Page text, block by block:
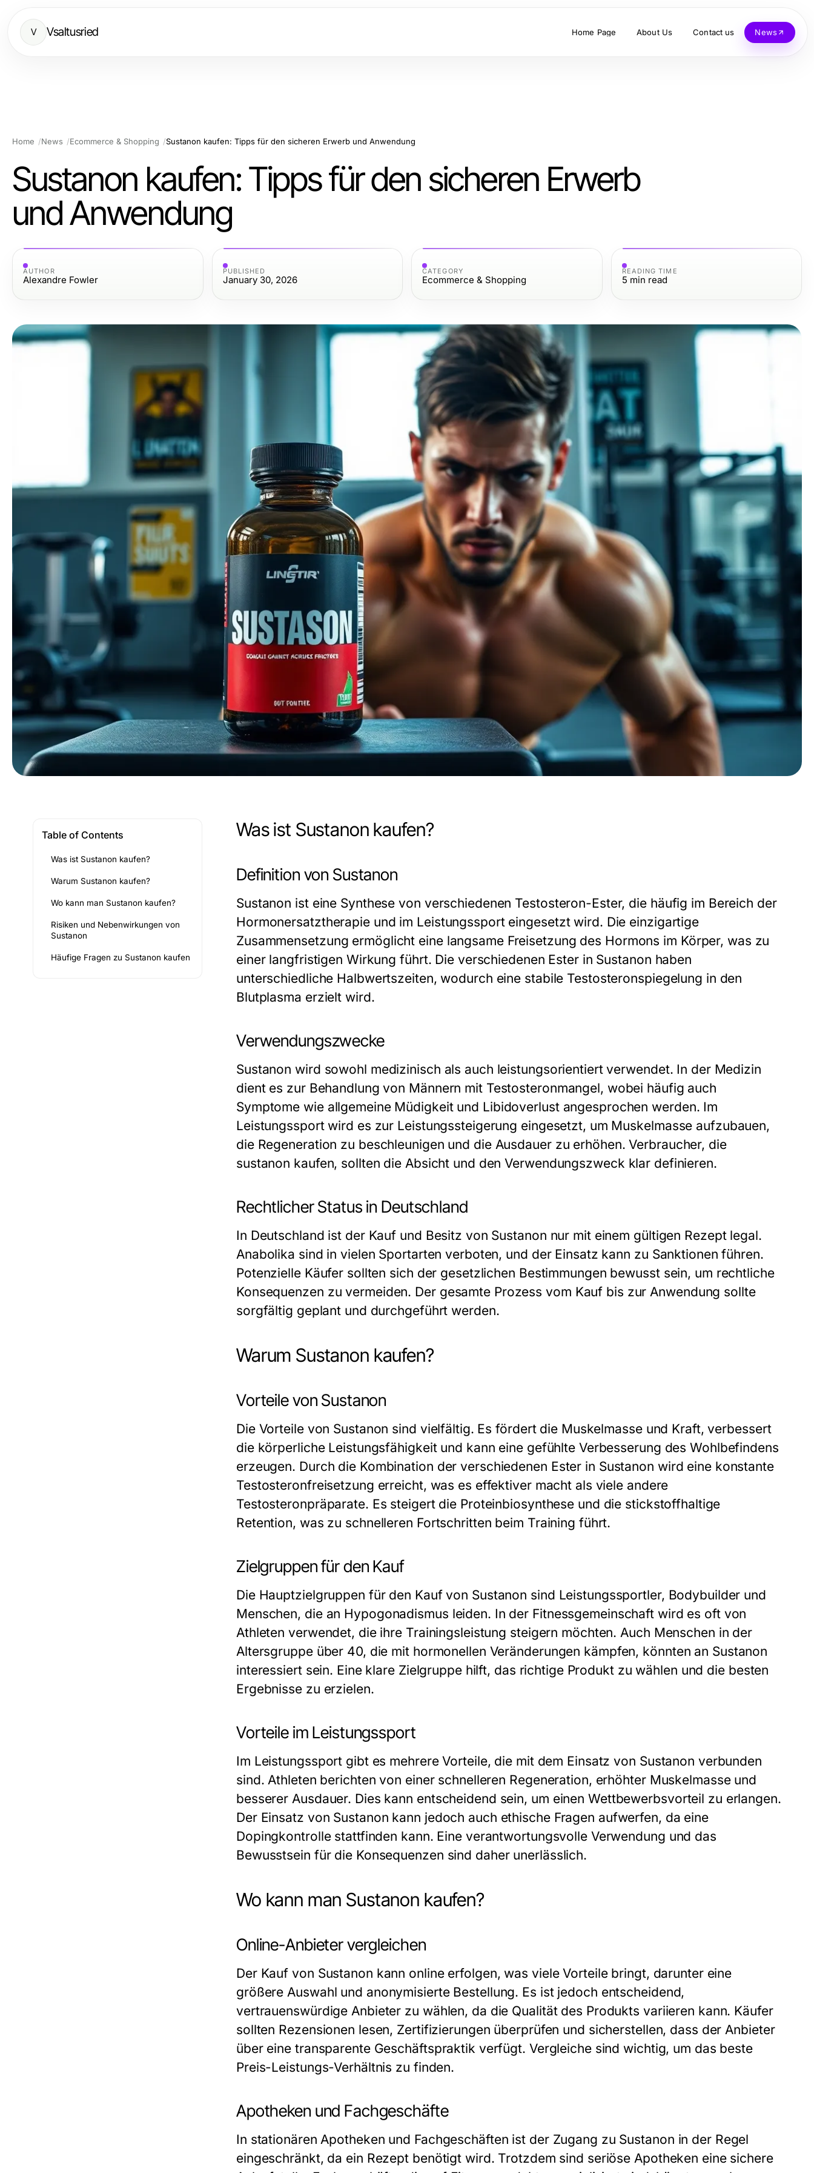
V Vsaltusried Home Page About Us Contact us News
Home News Ecommerce & Shopping Sustanon kaufen: Tipps für den sicheren Erwerb und Anwendung
Sustanon kaufen: Tipps für den sicheren Erwerb
und Anwendung
AUTHOR
Alexandre Fowler
PUBLISHED
January 30, 2026
CATEGORY
Ecommerce & Shopping
READING TIME
5 min read
Table of Contents
Was ist Sustanon kaufen?
Warum Sustanon kaufen?
Wo kann man Sustanon kaufen?
Risiken und Nebenwirkungen von
Sustanon
Häufige Fragen zu Sustanon kaufen
Was ist Sustanon kaufen?
Definition von Sustanon
Sustanon ist eine Synthese von verschiedenen Testosteron-Ester, die häufig im Bereich der
Hormonersatztherapie und im Leistungssport eingesetzt wird. Die einzigartige
Zusammensetzung ermöglicht eine langsame Freisetzung des Hormons im Körper, was zu
einer langfristigen Wirkung führt. Die verschiedenen Ester in Sustanon haben
unterschiedliche Halbwertszeiten, wodurch eine stabile Testosteronspiegelung in den
Blutplasma erzielt wird.
Verwendungszwecke
Sustanon wird sowohl medizinisch als auch leistungsorientiert verwendet. In der Medizin
dient es zur Behandlung von Männern mit Testosteronmangel, wobei häufig auch
Symptome wie allgemeine Müdigkeit und Libidoverlust angesprochen werden. Im
Leistungssport wird es zur Leistungssteigerung eingesetzt, um Muskelmasse aufzubauen,
die Regeneration zu beschleunigen und die Ausdauer zu erhöhen. Verbraucher, die
sustanon kaufen, sollten die Absicht und den Verwendungszweck klar definieren.
Rechtlicher Status in Deutschland
In Deutschland ist der Kauf und Besitz von Sustanon nur mit einem gültigen Rezept legal.
Anabolika sind in vielen Sportarten verboten, und der Einsatz kann zu Sanktionen führen.
Potenzielle Käufer sollten sich der gesetzlichen Bestimmungen bewusst sein, um rechtliche
Konsequenzen zu vermeiden. Der gesamte Prozess vom Kauf bis zur Anwendung sollte
sorgfältig geplant und durchgeführt werden.
Warum Sustanon kaufen?
Vorteile von Sustanon
Die Vorteile von Sustanon sind vielfältig. Es fördert die Muskelmasse und Kraft, verbessert
die körperliche Leistungsfähigkeit und kann eine gefühlte Verbesserung des Wohlbefindens
erzeugen. Durch die Kombination der verschiedenen Ester in Sustanon wird eine konstante
Testosteronfreisetzung erreicht, was es effektiver macht als viele andere
Testosteronpräparate. Es steigert die Proteinbiosynthese und die stickstoffhaltige
Retention, was zu schnelleren Fortschritten beim Training führt.
Zielgruppen für den Kauf
Die Hauptzielgruppen für den Kauf von Sustanon sind Leistungssportler, Bodybuilder und
Menschen, die an Hypogonadismus leiden. In der Fitnessgemeinschaft wird es oft von
Athleten verwendet, die ihre Trainingsleistung steigern möchten. Auch Menschen in der
Altersgruppe über 40, die mit hormonellen Veränderungen kämpfen, könnten an Sustanon
interessiert sein. Eine klare Zielgruppe hilft, das richtige Produkt zu wählen und die besten
Ergebnisse zu erzielen.
Vorteile im Leistungssport
Im Leistungssport gibt es mehrere Vorteile, die mit dem Einsatz von Sustanon verbunden
sind. Athleten berichten von einer schnelleren Regeneration, erhöhter Muskelmasse und
besserer Ausdauer. Dies kann entscheidend sein, um einen Wettbewerbsvorteil zu erlangen.
Der Einsatz von Sustanon kann jedoch auch ethische Fragen aufwerfen, da eine
Dopingkontrolle stattfinden kann. Eine verantwortungsvolle Verwendung und das
Bewusstsein für die Konsequenzen sind daher unerlässlich.
Wo kann man Sustanon kaufen?
Online-Anbieter vergleichen
Der Kauf von Sustanon kann online erfolgen, was viele Vorteile bringt, darunter eine
größere Auswahl und anonymisierte Bestellung. Es ist jedoch entscheidend,
vertrauenswürdige Anbieter zu wählen, da die Qualität des Produkts variieren kann. Käufer
sollten Rezensionen lesen, Zertifizierungen überprüfen und sicherstellen, dass der Anbieter
über eine transparente Geschäftspraktik verfügt. Vergleiche sind wichtig, um das beste
Preis-Leistungs-Verhältnis zu finden.
Apotheken und Fachgeschäfte
In stationären Apotheken und Fachgeschäften ist der Zugang zu Sustanon in der Regel
eingeschränkt, da ein Rezept benötigt wird. Trotzdem sind seriöse Apotheken eine sichere